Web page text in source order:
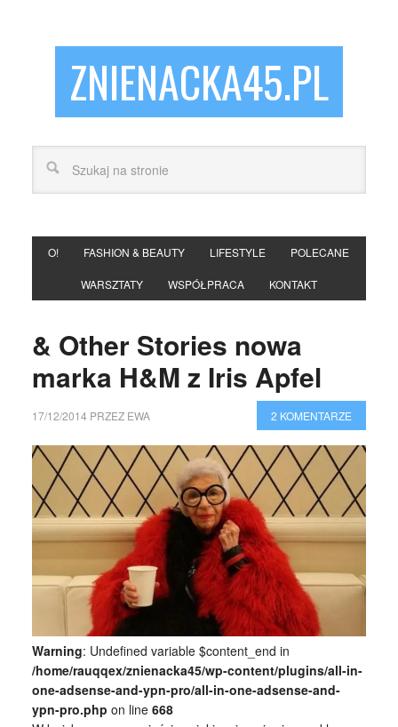
ZNIENACKA45.PL
O! FASHION & BEAUTY LIFESTYLE POLECANE
WARSZTATY WSPÓŁPRACA KONTAKT
& Other Stories nowa
marka H&M z Iris Apfel
17/12/2014 PRZEZ EWA 2 KOMENTARZE
Warning: Undefined variable $content_end in
/home/rauqqex/znienacka45/wp-content/plugins/all-in-
one-adsense-and-ypn-pro/all-in-one-adsense-and-
ypn-pro.php on line 668